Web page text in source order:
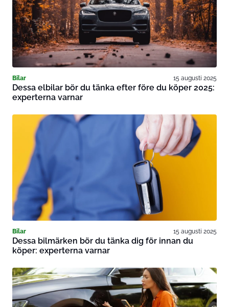
Bilar 15 augusti 2025
Dessa elbilar bör du tänka efter före du köper 2025:
experterna varnar
Bilar 15 augusti 2025
Dessa bilmärken bör du tänka dig för innan du
köper: experterna varnar